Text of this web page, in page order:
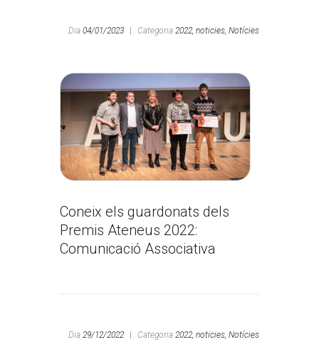
Dia 04/01/2023 Categoria 2022, noticies, Notícies
Coneix els guardonats dels
Premis Ateneus 2022:
Comunicació Associativa
Dia 29/12/2022 Categoria 2022, noticies, Notícies